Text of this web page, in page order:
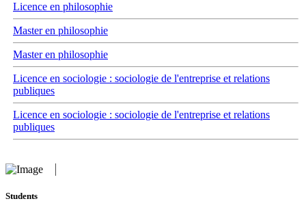
Licence en philosophie
Master en philosophie
Master en philosophie
Licence en sociologie : sociologie de l'entreprise et relations
publiques
Licence en sociologie : sociologie de l'entreprise et relations
publiques
Students